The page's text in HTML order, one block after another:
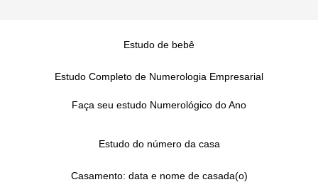
Estudo de bebê
Estudo Completo de Numerologia Empresarial
Faça seu estudo Numerológico do Ano
Estudo do número da casa
Casamento: data e nome de casada(o)